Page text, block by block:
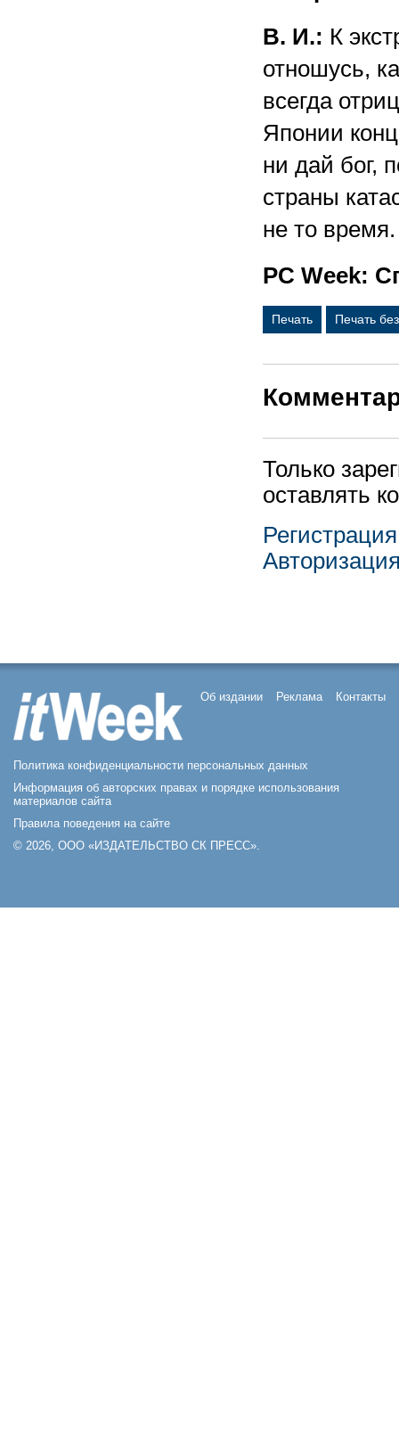
В. И.: К
отношусь,
всегда
Японии
ни дай бог,
страны
не то время.
PC Week:
Печать Печать
Только
оставлять
Регистрация
Об издании Реклама Контакты
Политика конфиденциальности персональных данных
Информация об авторских правах и порядке использования
материалов сайта
Правила поведения на сайте
© 2026, ООО «ИЗДАТЕЛЬСТВО СК ПРЕСС».